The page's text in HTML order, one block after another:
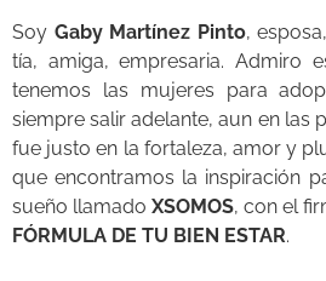
Soy Gaby Martínez Pinto,
tía, amiga, empresaria. Admiro
tenemos las mujeres para
siempre salir adelante, aun en las
fue justo en la fortaleza, amor y
que encontramos la inspiración
sueño llamado XSOMOS, con el
FÓRMULA DE TU BIEN ESTAR.